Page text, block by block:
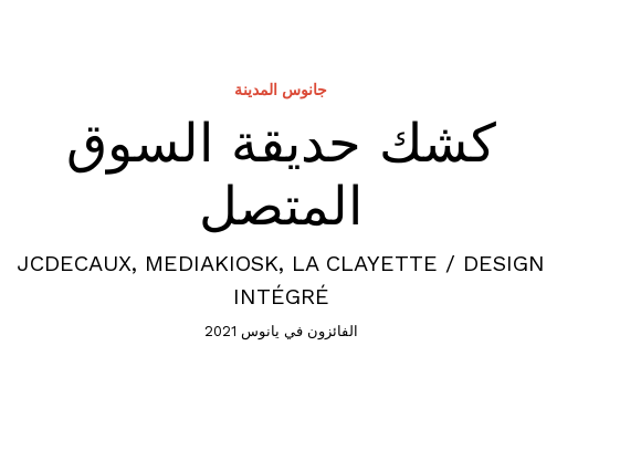
جانوس المدينة
كشك حديقة السوق
المتصل
JCDECAUX, MEDIAKIOSK, LA CLAYETTE / DESIGN
INTÉGRÉ
الفائزون في يانوس 2021